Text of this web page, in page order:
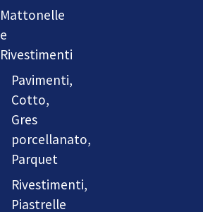
Mattonelle
e
Rivestimenti
Pavimenti,
Cotto,
Gres
porcellanato,
Parquet
Rivestimenti,
Piastrelle